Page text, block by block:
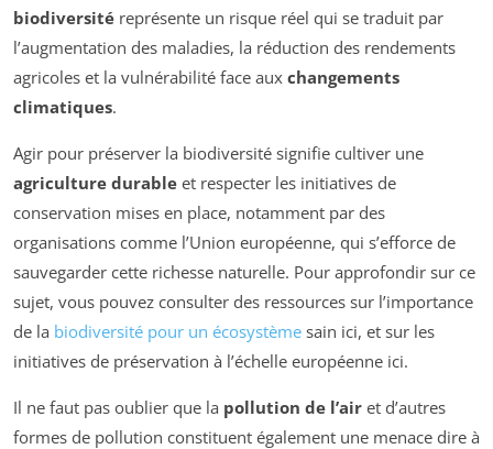
biodiversité représente un risque réel qui se traduit par
l’augmentation des maladies, la réduction des rendements
agricoles et la vulnérabilité face aux changements
climatiques.
Agir pour préserver la biodiversité signifie cultiver une
agriculture durable et respecter les initiatives de
conservation mises en place, notamment par des
organisations comme l’Union européenne, qui s’efforce de
sauvegarder cette richesse naturelle. Pour approfondir sur ce
sujet, vous pouvez consulter des ressources sur l’importance
de la biodiversité pour un écosystème sain ici, et sur les
initiatives de préservation à l’échelle européenne ici.
Il ne faut pas oublier que la pollution de l’air et d’autres
formes de pollution constituent également une menace dire à